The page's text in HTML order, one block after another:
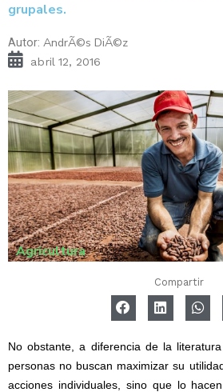
grupales.
Autor: AndrÃ©s DiÃ©z
abril 12, 2016
Agricultura
Compartir
No obstante, a diferencia de la literatura
personas no buscan maximizar su
acciones individuales, sino que lo